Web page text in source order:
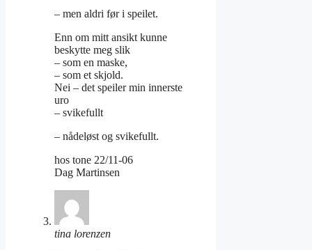
– men aldri før i speilet.
Enn om mitt ansikt kunne
beskytte meg slik
– som en maske,
– som et skjold.
Nei – det speiler min innerste
uro
– svikefullt
– nådeløst og svikefullt.
hos tone 22/11-06
Dag Martinsen
tina lorenzen